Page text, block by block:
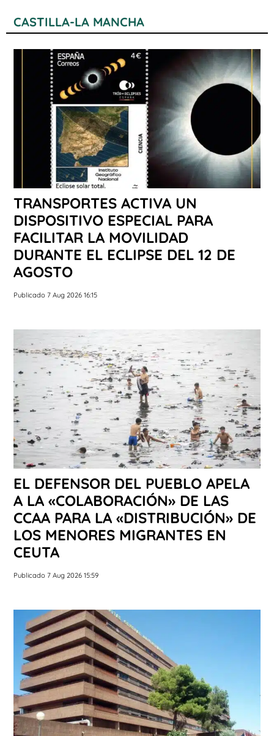
CASTILLA-LA MANCHA
TRANSPORTES ACTIVA UN
DISPOSITIVO ESPECIAL PARA
FACILITAR LA MOVILIDAD
DURANTE EL ECLIPSE DEL 12 DE
AGOSTO
Publicado 7 Aug 2026 16:15
EL DEFENSOR DEL PUEBLO APELA
A LA «COLABORACIÓN» DE LAS
CCAA PARA LA «DISTRIBUCIÓN» DE
LOS MENORES MIGRANTES EN
CEUTA
Publicado 7 Aug 2026 15:59